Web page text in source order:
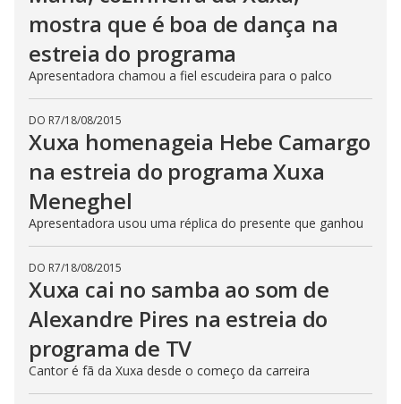
mostra que é boa de dança na
estreia do programa
Apresentadora chamou a fiel escudeira para o palco
DO R7/18/08/2015
Xuxa homenageia Hebe Camargo
na estreia do programa Xuxa
Meneghel
Apresentadora usou uma réplica do presente que ganhou
DO R7/18/08/2015
Xuxa cai no samba ao som de
Alexandre Pires na estreia do
programa de TV
Cantor é fã da Xuxa desde o começo da carreira